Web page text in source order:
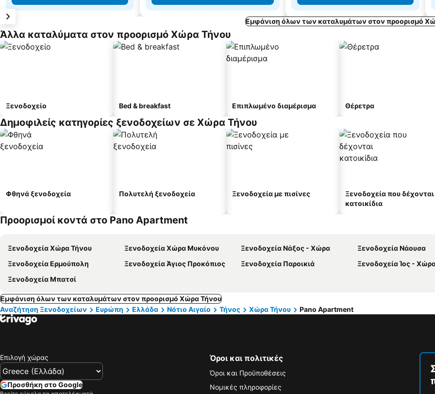
Εμφάνιση όλων των καταλυμάτων στον προορισμό
Άλλα καταλύματα στον προορισμό Χώρα Τήνου
Ξενοδοχείο Bed & breakfast Επιπλωμένο διαμέρισμα Θέρετρα
Δημοφιλείς κατηγορίες ξενοδοχείων σε Χώρα Τήνου
Φθηνά ξενοδοχεία Πολυτελή ξενοδοχεία Ξενοδοχεία με πισίνες
Ξενοδοχεία που δέχονται
κατοικίδια
Προορισμοί κοντά στο Pano Apartment
Ξενοδοχεία Χώρα Τήνου Ξενοδοχεία Χώρα Μυκόνου Ξενοδοχεία Νάξος - Χώρα
Ξενοδοχεία Νάουσα
Ξενοδοχεία Ερμούπολη
Ξενοδοχεία Άγιος Προκόπιος Ξενοδοχεία Παροικιά
Ξενοδοχεία Ίος -
Ξενοδοχεία Μπατσί
Εμφάνιση όλων των καταλυμάτων στον προορισμό Χώρα Τήνου
Αναζήτηση Ξενοδοχείων
Ευρώπη Ελλάδα Νότιο Αιγαίο Τήνος Χώρα Τήνου Pano Apartment
Επιλογή χώρας
Προσθήκη στο Google
Όροι και πολιτικές
Όροι και Προϋποθέσεις
Νομικές πληροφορίες